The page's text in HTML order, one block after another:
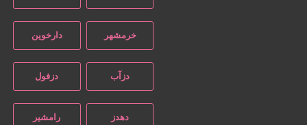
خرمشهر دارخوین
دزآب دزفول
دهدز رامشیر